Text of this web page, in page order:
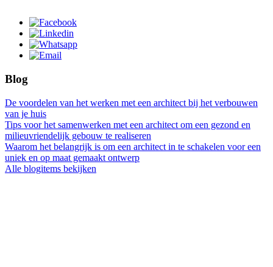
Blog
De voordelen van het werken met een architect bij het verbouwen
van je huis
Tips voor het samenwerken met een architect om een gezond en
milieuvriendelijk gebouw te realiseren
Waarom het belangrijk is om een architect in te schakelen voor een
uniek en op maat gemaakt ontwerp
Alle blogitems bekijken